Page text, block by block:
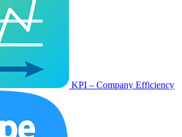
KPI – Company Efficiency